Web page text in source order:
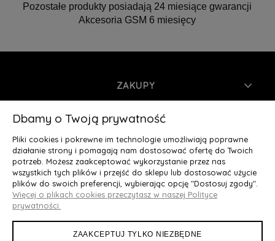
Pozostałe produkty posiadają 24 miesiące gwarancji
Akcesoria GSM 6 miesięcy
ZAKUPY
INFORMACJE
MOJE KONTO
O NAS
Deluxury.pl
Dbamy o Twoją prywatność
Pliki cookies i pokrewne im technologie umożliwiają poprawne
działanie strony i pomagają nam dostosować ofertę do Twoich
potrzeb. Możesz zaakceptować wykorzystanie przez nas
wszystkich tych plików i przejść do sklepu lub dostosować użycie
plików do swoich preferencji, wybierając opcję "Dostosuj zgody".
Więcej o plikach cookies przeczytasz w naszej Polityce
prywatności.
ZAAKCEPTUJ TYLKO NIEZBĘDNE